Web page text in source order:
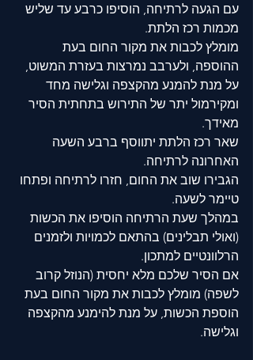
עם הגעה לרתיחה, הוסיפו כרבע עד שליש
מכמות רכז הלתת.
מומלץ לכבות את מקור החום בעת
ההוספה, ולערבב נמרצות בעזרת המשוט,
על מנת להמנע מהקצפה וגלישה מחד
ומקירמול יתר של התירוש בתחתית הסיר
מאידך.
שאר רכז הלתת יתווסף ברבע השעה
האחרונה לרתיחה.
הגבירו שוב את החום, חזרו לרתיחה ופתחו
טיימר לשעה.
במהלך שעת הרתיחה הוסיפו את הכשות
(ואולי תבלינים) בהתאם לכמויות ולזמנים
הרלוונטיים למתכון.
אם הסיר שלכם מלא יחסית (הנוזל קרוב
לשפה) מומלץ לכבות את מקור החום בעת
הוספת הכשות, על מנת להימנע מהקצפה
וגלישה.